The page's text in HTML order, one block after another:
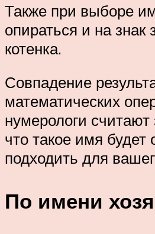
Также при выборе
опираться и на знак
котенка.
Совпадение
математических
нумерологи считают
что такое имя будет
подходить для
По имени